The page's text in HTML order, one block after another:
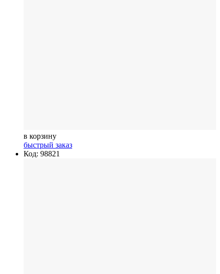
в корзину
быстрый заказ
Код: 98821